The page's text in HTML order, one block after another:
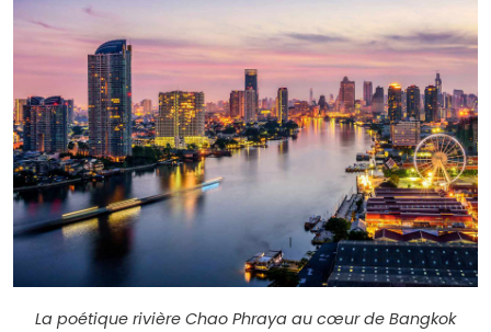
La poétique rivière Chao Phraya au cœur de Bangkok